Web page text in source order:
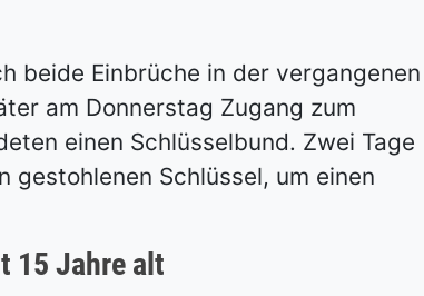
beide Einbrüche in der vergangenen
am Donnerstag Zugang zum
einen Schlüsselbund. Zwei Tage
Schlüssel, um einen
15 Jahre alt